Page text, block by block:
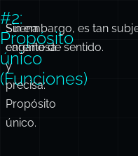
#2:
Propósito
único
(Funciones)
Suena
engañosa
y
precisa:
Propósito
único.
Sin embargo, es tan
carente de sentido.